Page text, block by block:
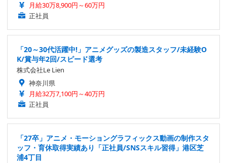
月給30万8,900円～60万円
正社員
「20～30代活躍中!」アニメグッズの製造スタッフ/未経験O
K/賞与年2回/スピード選考
株式会社Le Lien
神奈川県
月給32万7,100円～40万円
正社員
「27卒」アニメ・モーショングラフィックス動画の制作スタ
ッフ・育休取得実績あり「正社員/SNSスキル習得」港区芝
浦4丁目